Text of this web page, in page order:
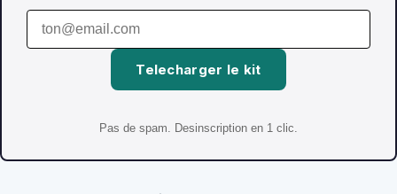
Telecharger le kit
Pas de spam. Desinscription en 1 clic.